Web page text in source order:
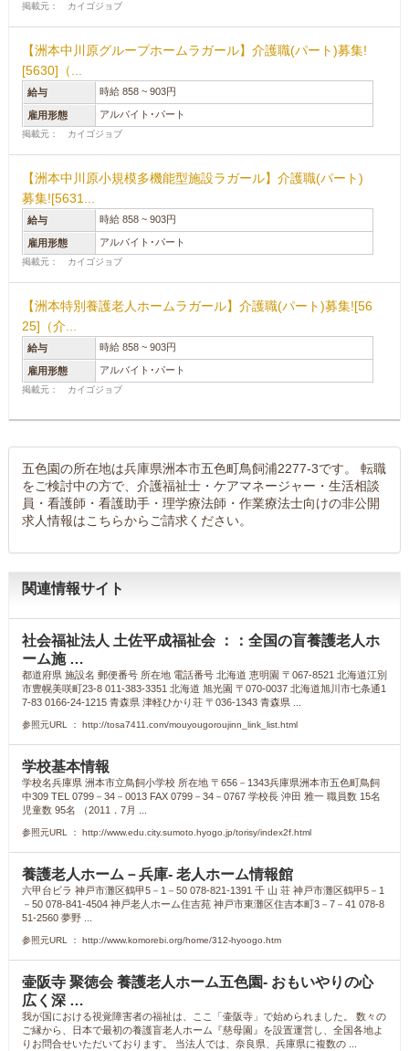
掲載元： カイゴジョブ
【洲本中川原グループホームラガール】介護職(パート)募集!
[5630]（...
給与 時給 858 ~ 903円
雇用形態 アルバイト･パート
掲載元： カイゴジョブ
【洲本中川原小規模多機能型施設ラガール】介護職(パート)
募集![5631...
給与 時給 858 ~ 903円
雇用形態 アルバイト･パート
掲載元： カイゴジョブ
【洲本特別養護老人ホームラガール】介護職(パート)募集![56
25]（介...
給与 時給 858 ~ 903円
雇用形態 アルバイト･パート
掲載元： カイゴジョブ
五色園の所在地は兵庫県洲本市五色町鳥飼浦2277-3です。 転職
をご検討中の方で、介護福祉士・ケアマネージャー・生活相談
員・看護師・看護助手・理学療法師・作業療法士向けの非公開
求人情報はこちらからご請求ください。
関連情報サイト
社会福祉法人 土佐平成福祉会 ：：全国の盲養護老人ホ
ーム施 …
都道府県 施設名 郵便番号 所在地 電話番号 北海道 恵明園 〒067-8521 北海道江別
市豊幌美咲町23-8 011-383-3351 北海道 旭光園 〒070-0037 北海道旭川市七条通1
7-83 0166-24-1215 青森県 津軽ひかり荘 〒036-1343 青森県 ...
参照元URL ： http://tosa7411.com/mouyougoroujinn_link_list.html
学校基本情報
学校名兵庫県 洲本市立鳥飼小学校 所在地 〒656－1343兵庫県洲本市五色町鳥飼
中309 TEL 0799－34－0013 FAX 0799－34－0767 学校長 沖田 雅一 職員数 15名
児童数 95名 （2011．7月 ...
参照元URL ： http://www.edu.city.sumoto.hyogo.jp/torisy/index2f.html
養護老人ホーム－兵庫- 老人ホーム情報館
六甲台ビラ 神戸市灘区鶴甲5－1－50 078-821-1391 千 山 荘 神戸市灘区鶴甲5－1
－50 078-841-4504 神戸老人ホーム住吉苑 神戸市東灘区住吉本町3－7－41 078-8
51-2560 夢野 ...
参照元URL ： http://www.komorebi.org/home/312-hyoogo.htm
壷阪寺 聚徳会 養護老人ホーム五色園- おもいやりの心
広く深 …
我が国における視覚障害者の福祉は、ここ「壷阪寺」で始められました。 数々の
ご縁から、日本で最初の養護盲老人ホーム『慈母園』を設置運営し、全国各地よ
りお問合せいただいております。 当法人では、奈良県、兵庫県に複数の ...